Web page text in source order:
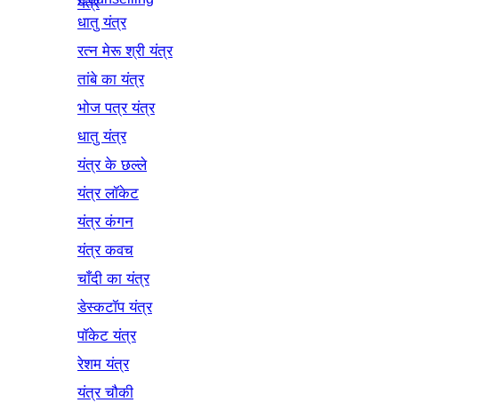
धातु यंत्र
रत्न मेरू श्री यंत्र
तांबे का यंत्र
भोज पत्र यंत्र
धातु यंत्र
यंत्र के छल्ले
यंत्र लॉकेट
यंत्र कंगन
यंत्र कवच
चाँदी का यंत्र
डेस्कटॉप यंत्र
पॉकेट यंत्र
रेशम यंत्र
यंत्र चौकी